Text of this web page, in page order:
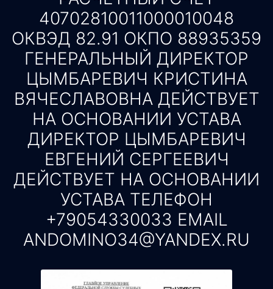
40702810011000010048
ОКВЭД 82.91 ОКПО 88935359
ГЕНЕРАЛЬНЫЙ ДИРЕКТОР
ЦЫМБАРЕВИЧ КРИСТИНА
ВЯЧЕСЛАВОВНА ДЕЙСТВУЕТ
НА ОСНОВАНИИ УСТАВА
ДИРЕКТОР ЦЫМБАРЕВИЧ
ЕВГЕНИЙ СЕРГЕЕВИЧ
ДЕЙСТВУЕТ НА ОСНОВАНИИ
УСТАВА ТЕЛЕФОН
+79054330033 EMAIL
ANDOMINO34@YANDEX.RU